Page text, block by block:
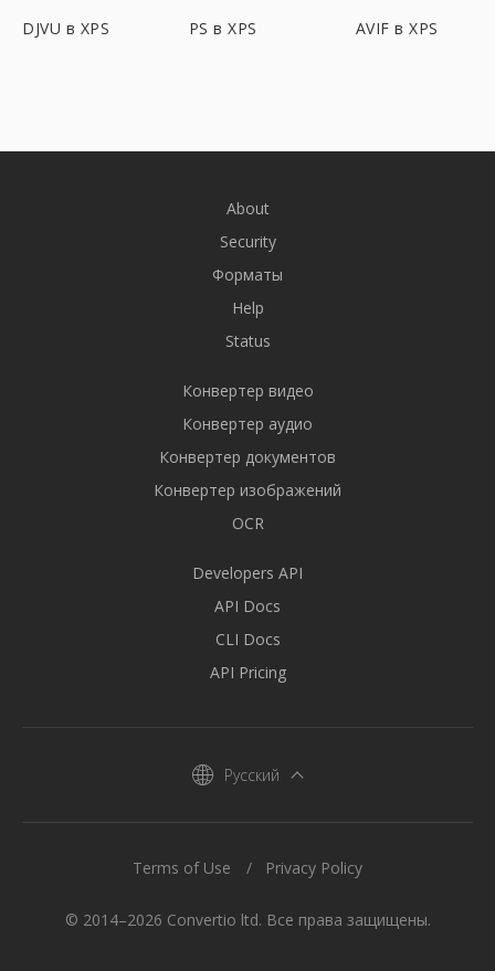
DJVU в XPS PS в XPS AVIF в XPS
About
Security
Форматы
Help
Status
Конвертер видео
Конвертер аудио
Конвертер документов
Конвертер изображений
OCR
Developers API
API Docs
CLI Docs
API Pricing
Русский
© 2014–2026 Convertio ltd. Все права защищены.
Terms of Use Privacy Policy